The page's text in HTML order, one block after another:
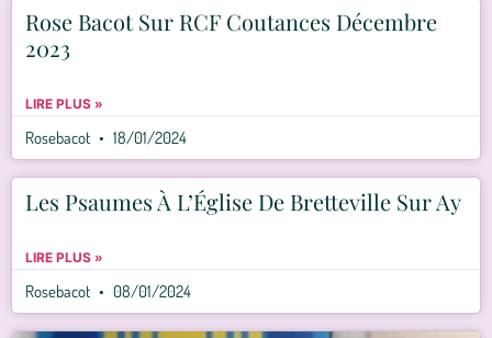
Rose Bacot Sur RCF Coutances Décembre
2023
LIRE PLUS »
Rosebacot 18/01/2024
Les Psaumes À L’Église De Bretteville Sur Ay
LIRE PLUS »
Rosebacot 08/01/2024